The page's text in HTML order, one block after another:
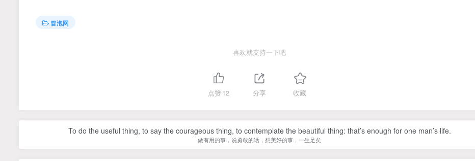
冒泡网
喜欢就支持一下吧
点赞12 分享 收藏
To do the useful thing, to say the courageous thing, to contemplate the beautiful thing: that’s enough for one man’s life.
做有用的事，说勇敢的话，想美好的事，一生足矣